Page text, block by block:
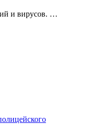
и вирусов. …